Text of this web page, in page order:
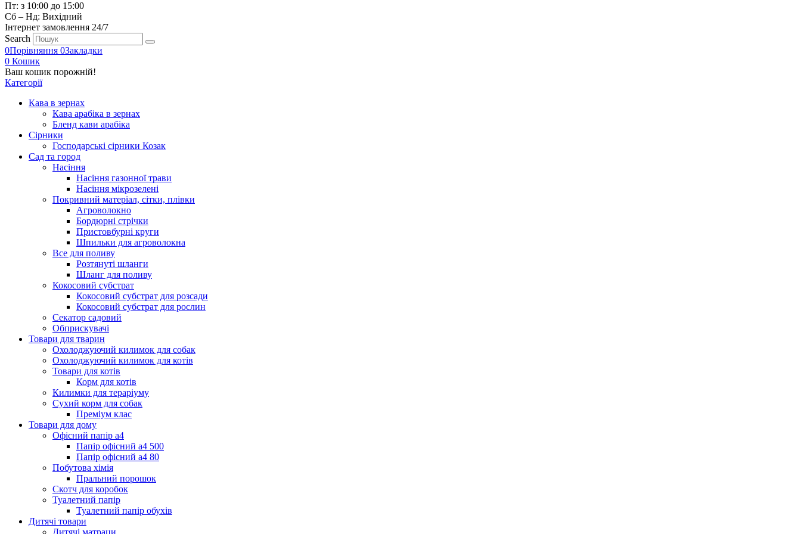
Пт: з 10:00 до 15:00
Сб – Нд: Вихідний
Інтернет замовлення 24/7
Search
0Порівняння 0Закладки
0 Кошик
Ваш кошик порожній!
Категорії
Кава в зернах
Кава арабіка в зернах
Бленд кави арабіка
Сірники
Господарські сірники Козак
Сад та город
Насіння
Насіння газонної трави
Насіння мікрозелені
Покривний матеріал, сітки, плівки
Агроволокно
Бордюрні стрічки
Пристовбурні круги
Шпильки для агроволокна
Все для поливу
Розтянуті шланги
Шланг для поливу
Кокосовий субстрат
Кокосовий субстрат для розсади
Кокосовий субстрат для рослин
Секатор садовий
Обприскувачі
Товари для тварин
Охолоджуючий килимок для собак
Охолоджуючий килимок для котів
Товари для котів
Корм для котів
Килимки для тераріуму
Сухий корм для собак
Преміум клас
Товари для дому
Офісний папір а4
Папір офісний а4 500
Папір офісний а4 80
Побутова хімія
Пральний порошок
Скотч для коробок
Туалетний папір
Туалетний папір обухів
Дитячі товари
Дитячі матраци